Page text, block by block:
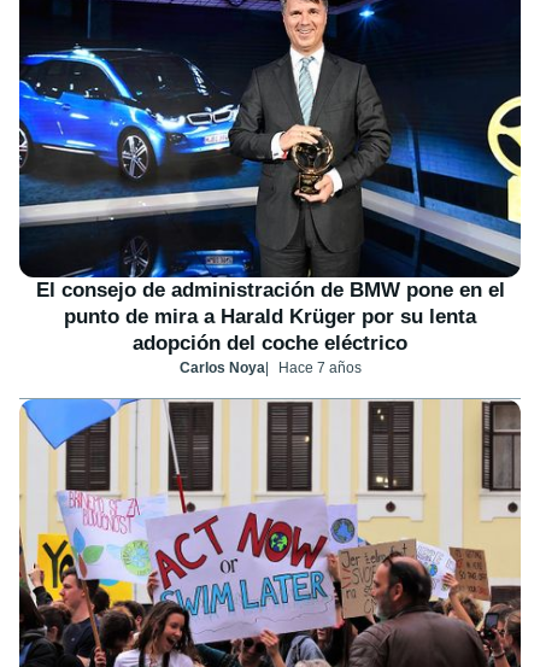
El consejo de administración de BMW pone en el
punto de mira a Harald Krüger por su lenta
adopción del coche eléctrico
Carlos Noya Hace 7 años